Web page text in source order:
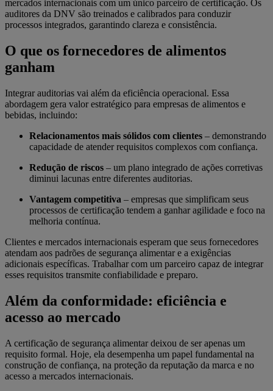
mercados internacionais com um único parceiro de certificação. Os
auditores da DNV são treinados e calibrados para conduzir
processos integrados, garantindo clareza e consistência.
O que os fornecedores de alimentos
ganham
Integrar auditorias vai além da eficiência operacional. Essa
abordagem gera valor estratégico para empresas de alimentos e
bebidas, incluindo:
Relacionamentos mais sólidos com clientes – demonstrando
capacidade de atender requisitos complexos com confiança.
Redução de riscos – um plano integrado de ações corretivas
diminui lacunas entre diferentes auditorias.
Vantagem competitiva – empresas que simplificam seus
processos de certificação tendem a ganhar agilidade e foco na
melhoria contínua.
Clientes e mercados internacionais esperam que seus fornecedores
atendam aos padrões de segurança alimentar e a exigências
adicionais específicas. Trabalhar com um parceiro capaz de integrar
esses requisitos transmite confiabilidade e preparo.
Além da conformidade: eficiência e
acesso ao mercado
A certificação de segurança alimentar deixou de ser apenas um
requisito formal. Hoje, ela desempenha um papel fundamental na
construção de confiança, na proteção da reputação da marca e no
acesso a mercados internacionais.